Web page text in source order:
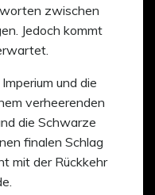
zwischen
Jedoch kommt
und die
verheerenden
die Schwarze
finalen Schlag
mit der Rückkehr